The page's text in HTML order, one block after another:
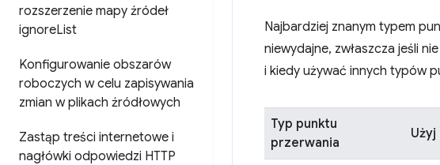
rozszerzenie mapy źródeł
ignoreList
Konfigurowanie obszarów
roboczych w celu zapisywania
zmian w plikach źródłowych
Zastąp treści internetowe i
nagłówki odpowiedzi HTTP
Najbardziej znanym typem
niewydajne, zwłaszcza jeśli
i kiedy używać innych typów
Typ punktu
przerwania